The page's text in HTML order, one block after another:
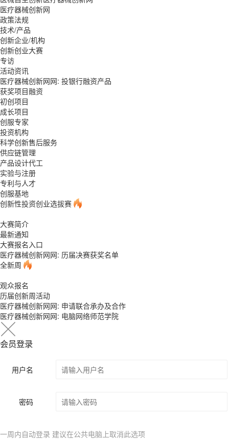
医疗器械创新网
政策法规
技术/产品
创新企业/机构
创新创业大赛
专访
活动资讯
医疗器械创新网网: 投银行融资产品
获奖项目融资
初创项目
成长项目
创服专家
投资机构
科学创新售后服务
供应链管理
产品设计代工
实验与注册
专利与人才
创服基地
创新性投资创业选拔赛
大赛简介
最新通知
大赛报名入口
医疗器械创新网网: 历届决赛获奖名单
全新周
观众报名
历届创新周活动
医疗器械创新网网: 申请联合承办及合作
医疗器械创新网网: 电脑网络师范学院
会员登录
用户名
密码
一周内自动登录 建议在公共电脑上取消此选项